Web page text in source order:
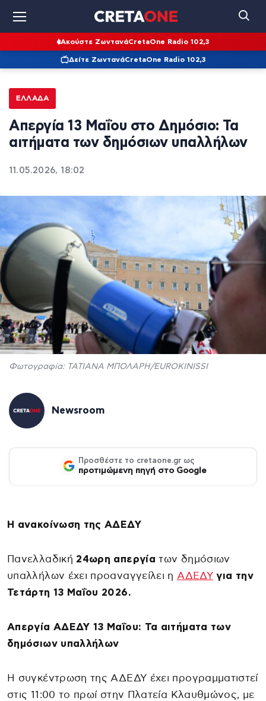
Ακούστε ΖωντανάCretaOne Radio 102,3
Δείτε ΖωντανάCretaOne Radio 102,3
ΕΛΛΆΔΑ
Απεργία 13 Μαΐου στο Δημόσιο: Τα
αιτήματα των δημόσιων υπαλλήλων
11.05.2026, 18:02
Φωτογραφία: ΤΑΤΙΑΝΑ ΜΠΟΛΑΡΗ/EUROKINISSI
Newsroom
Προσθέστε το cretaone.gr ως
προτιμώμενη πηγή στο Google
Η ανακοίνωση της ΑΔΕΔΥ
Πανελλαδική 24ωρη απεργία των δημόσιων
υπαλλήλων έχει προαναγγείλει η ΑΔΕΔΥ για την
Τετάρτη 13 Μαΐου 2026.
Απεργία ΑΔΕΔΥ 13 Μαΐου: Τα αιτήματα των
δημόσιων υπαλλήλων
Η συγκέντρωση της ΑΔΕΔΥ έχει προγραμματιστεί
στις 11:00 το πρωί στην Πλατεία Κλαυθμώνος, με